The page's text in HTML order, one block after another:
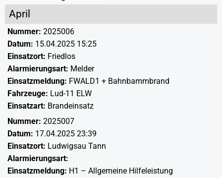
April
Nummer: 2025006
Datum: 15.04.2025 15:25
Einsatzort: Friedlos
Alarmierungsart: Melder
Einsatzmeldung: FWALD1 + Bahnbammbrand
Fahrzeuge: Lud-11 ELW
Einsatzart: Brandeinsatz
Nummer: 2025007
Datum: 17.04.2025 23:39
Einsatzort: Ludwigsau Tann
Alarmierungsart:
Einsatzmeldung: H1 – Allgemeine Hilfeleistung